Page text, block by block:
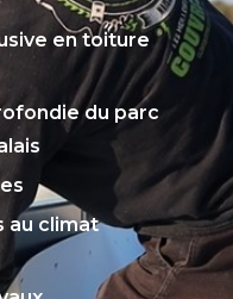
en toiture
du parc
au climat